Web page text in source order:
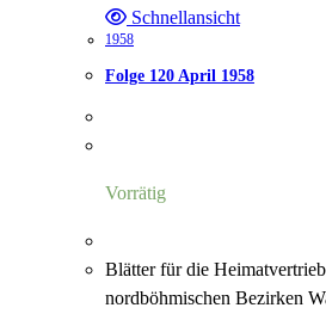
Schnellansicht
1958
Folge 120 April 1958
Vorrätig
Blätter für die
nordböhmischen Bezirken